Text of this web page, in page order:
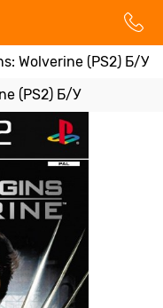
Wolverine (PS2) Б/У
(PS2) Б/У